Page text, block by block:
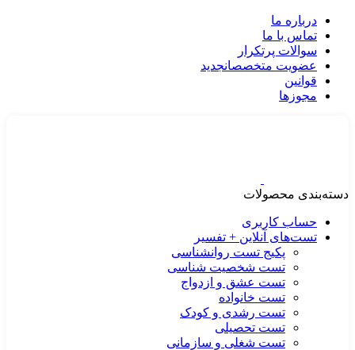
درباره ما
تماس با ما
سوالات پرتکرار
عضویت متخصصانجدید
قوانین
مجوزها
دسته‌بندی محصولات
حساب کاربری
تست‌های آنلاین + تفسیر
پکیج تست روانشناسی
تست شخصیت شناسی
تست عشق و ازدواج
تست خانواده
تست رشدی و کودک
تست تحصیلی
تست شغلی و سازمانی